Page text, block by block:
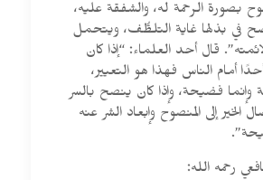
بصورة الرحمة له، والشفقة عليه،
في بذلها غاية التلطُّف، ويتحمل
قال أحد العلماء: “إذا كان
أمام الناس فهذا هو التعيير،
فضيحة، وإذا كان ينصح بالسر
الخير إلى المنصوح وإبعاد الشر عنه
رحمه الله: